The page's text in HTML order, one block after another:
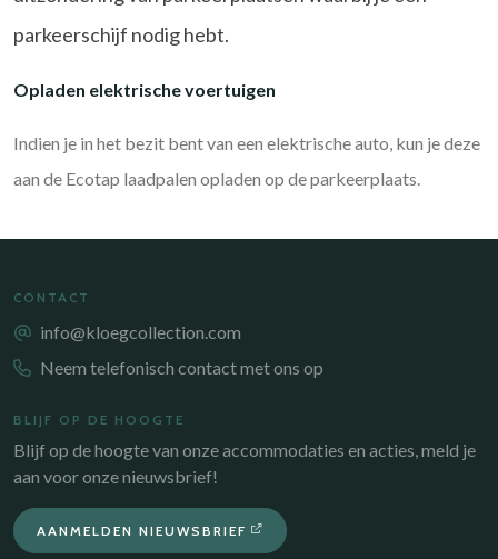
parkeerschijf nodig hebt.
Opladen elektrische voertuigen
Indien je in het bezit bent van een elektrische auto, kun je deze
aan de Ecotap laadpalen opladen op de parkeerplaats.
CONTACT
info@kloegcollection.com
Neem telefonisch contact met ons op
BLIJF OP DE HOOGTE
Blijf op de hoogte van onze accommodaties en acties, meld je
aan voor onze nieuwsbrief!
AANMELDEN NIEUWSBRIEF